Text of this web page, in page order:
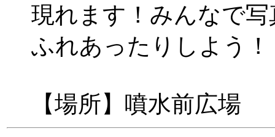
現れます！みんなで
ふれあったりしよう！
【場所】噴水前広場